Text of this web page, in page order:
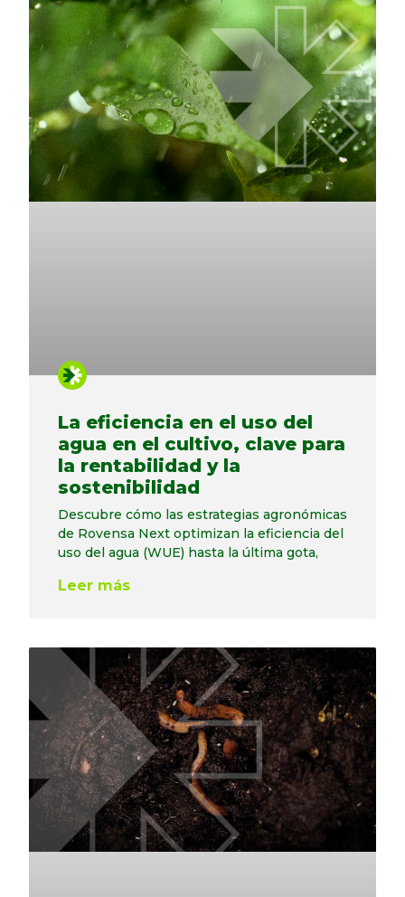
La eficiencia en el uso del
agua en el cultivo, clave para
la rentabilidad y la
sostenibilidad
Descubre cómo las estrategias agronómicas
de Rovensa Next optimizan la eficiencia del
uso del agua (WUE) hasta la última gota,
Leer más